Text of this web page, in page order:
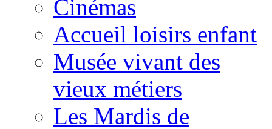
Cinémas
Accueil loisirs enfant
Musée vivant des
vieux métiers
Les Mardis de